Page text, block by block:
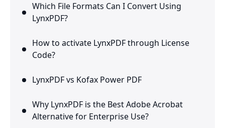
Which File Formats Can I Convert Using
LynxPDF?
How to activate LynxPDF through License
Code?
LynxPDF vs Kofax Power PDF
Why LynxPDF is the Best Adobe Acrobat
Alternative for Enterprise Use?